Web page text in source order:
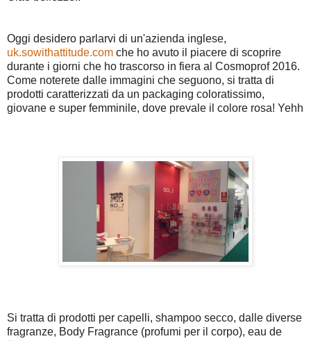
Oggi desidero parlarvi di un'azienda inglese,
uk.sowithattitude.com che ho avuto il piacere di scoprire
durante i giorni che ho trascorso in fiera al Cosmoprof 2016.
Come noterete dalle immagini che seguono, si tratta di
prodotti caratterizzati da un packaging coloratissimo,
giovane e super femminile, dove prevale il colore rosa! Yehh
Si tratta di prodotti per capelli, shampoo secco, dalle diverse
fragranze, Body Fragrance (profumi per il corpo), eau de